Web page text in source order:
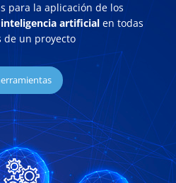
para la aplicación de los
artificial en todas
de un proyecto